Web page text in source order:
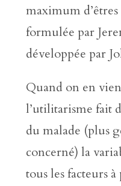
maximum
formulée par
développée par
Quand on en
l’utilitarisme fait
du malade (plus
concerné) la
tous les facteurs